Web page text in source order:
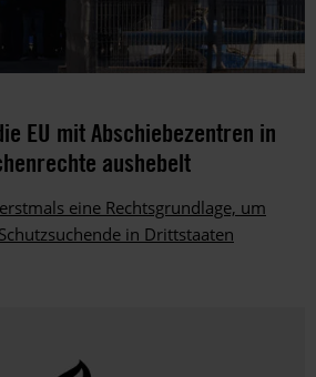
EU mit Abschiebezentren in
aushebelt
eine Rechtsgrundlage, um
in Drittstaaten